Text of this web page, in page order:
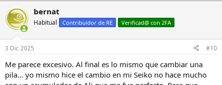
bernat
Habitual Contribuidor de RE Verificad@ con 2FA
3 Dic 2025 #10
Me parece excesivo. Al final es lo mismo que cambiar una
pila... yo mismo hice el cambio en mi Seiko no hace mucho